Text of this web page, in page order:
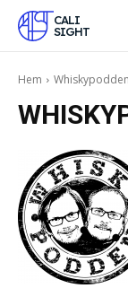
CALI
SIGHT
Hem Whiskypodden